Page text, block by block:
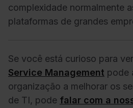
complexidade normalmente
plataformas de grandes
Se você está curioso para
Service Management pode
organização a melhorar os
de TI, pode falar com a